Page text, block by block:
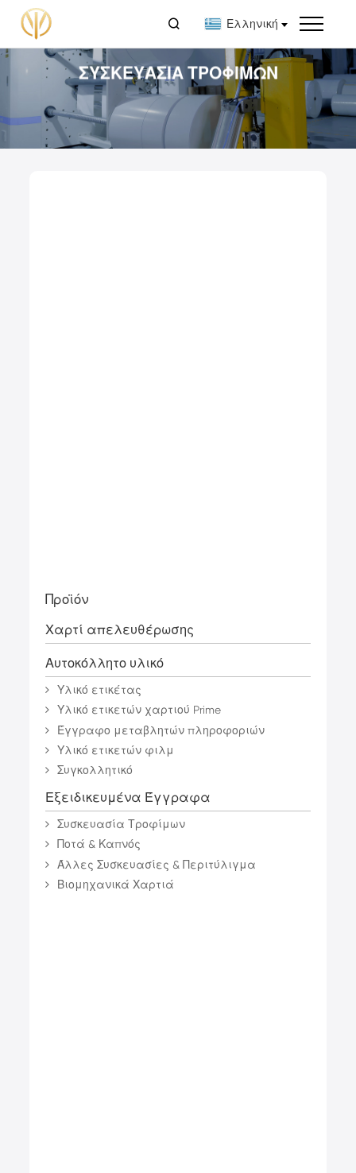
 Ελληνική
ΣΥΣΚΕΥΑΣΊΑ ΤΡΟΦΊΜΩΝ
Προϊόν
Χαρτί απελευθέρωσης
Αυτοκόλλητο υλικό
Υλικό ετικέτας
Υλικό ετικετών χαρτιού Prime
Έγγραφο μεταβλητών πληροφοριών
Υλικό ετικετών φιλμ
Συγκολλητικό
Εξειδικευμένα Έγγραφα
Συσκευασία Τροφίμων
Ποτά & Καπνός
Άλλες Συσκευασίες & Περιτύλιγμα
Βιομηχανικά Χαρτιά